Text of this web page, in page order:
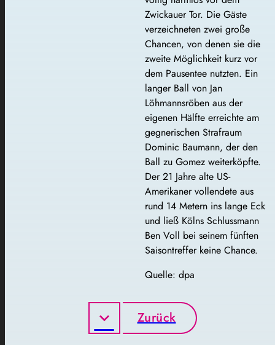
Zwickauer Tor. Die Gäste
verzeichneten zwei große
Chancen, von denen sie die
zweite Möglichkeit kurz vor
dem Pausentee nutzten. Ein
langer Ball von Jan
Löhmannsröben aus der
eigenen Hälfte erreichte am
gegnerischen Strafraum
Dominic Baumann, der den
Ball zu Gomez weiterköpfte.
Der 21 Jahre alte US-
Amerikaner vollendete aus
rund 14 Metern ins lange Eck
und ließ Kölns Schlussmann
Ben Voll bei seinem fünften
Saisontreffer keine Chance.
Quelle: dpa
Zurück